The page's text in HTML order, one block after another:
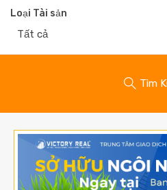
Loại Tài sản
Tất cả
Tìm